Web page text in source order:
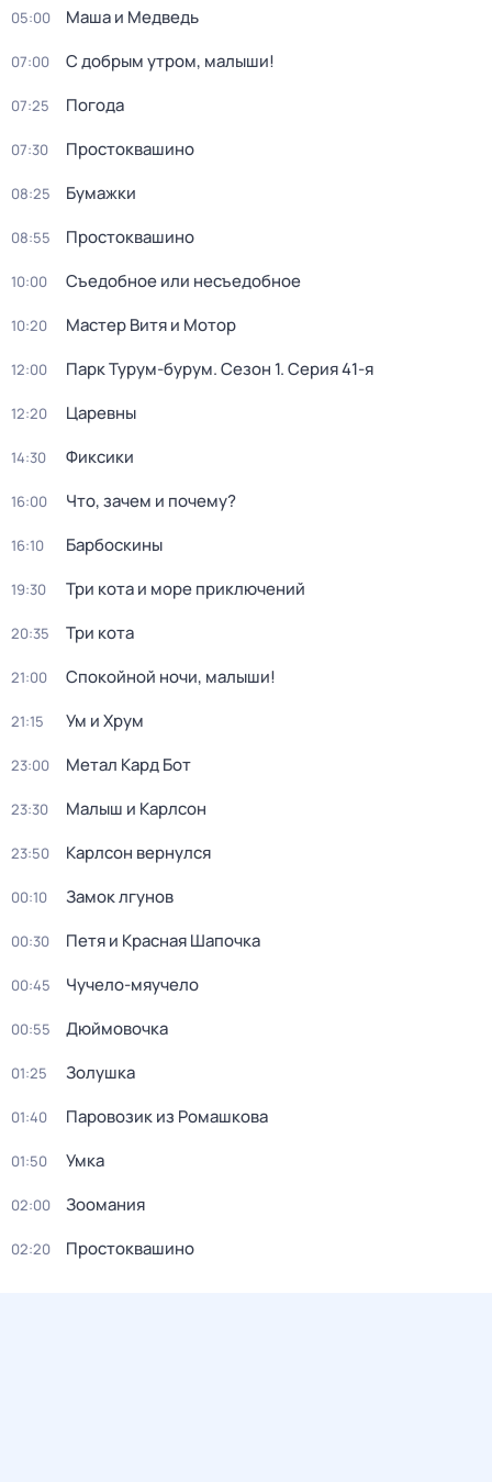
05:00 Маша и Медведь
07:00 С добрым утром, малыши!
07:25 Погода
07:30 Простоквашино
08:25 Бумажки
08:55 Простоквашино
10:00 Съедобное или несъедобное
10:20 Мастер Витя и Мотор
12:00 Парк Турум-бурум. Сезон 1. Серия 41-я
12:20 Царевны
14:30 Фиксики
16:00 Что, зачем и почему?
16:10 Барбоскины
19:30 Три кота и море приключений
20:35 Три кота
21:00 Спокойной ночи, малыши!
21:15 Ум и Хрум
23:00 Метал Кард Бот
23:30 Малыш и Карлсон
23:50 Карлсон вернулся
00:10 Замок лгунов
00:30 Петя и Красная Шапочка
00:45 Чучело-мяучело
00:55 Дюймовочка
01:25 Золушка
01:40 Паровозик из Ромашкова
01:50 Умка
02:00 Зоомания
02:20 Простоквашино